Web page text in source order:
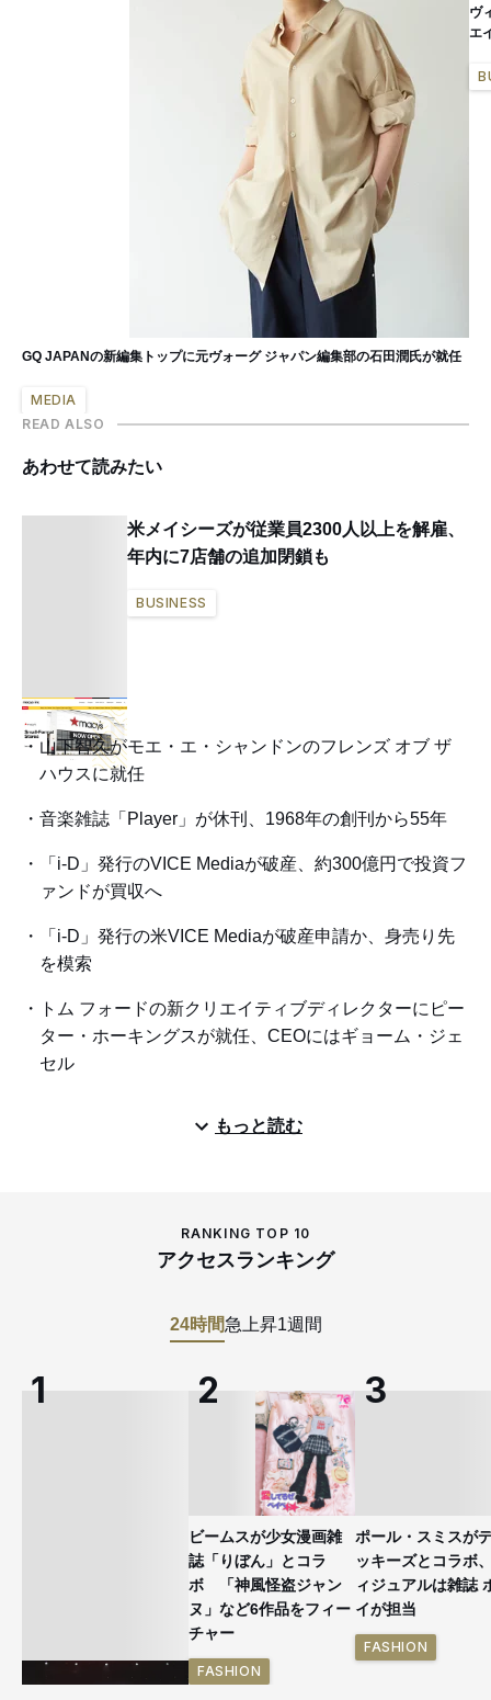
GQ JAPANの新編集トップに元ヴォーグ ジャパン編集部の石田潤氏が就任
MEDIA
ヴ
エ
READ ALSO
あわせて読みたい
米メイシーズが従業員2300人以上を解雇、
年内に7店舗の追加閉鎖も
BUSINESS
山下智久がモエ・エ・シャンドンのフレンズ オブ ザ
ハウスに就任
音楽雑誌「Player」が休刊、1968年の創刊から55年
「i-D」発行のVICE Mediaが破産、約300億円で投資フ
ァンドが買収へ
「i-D」発行の米VICE Mediaが破産申請か、身売り先
を模索
トム フォードの新クリエイティブディレクターにピー
ター・ホーキングスが就任、CEOにはギョーム・ジェ
セル
もっと読む
RANKING TOP 10
アクセスランキング
24時間急上昇1週間
ビームスが少女漫画雑
誌「りぼん」とコラ
ボ 「神風怪盗ジャン
ヌ」など6作品をフィー
チャー
FASHION
ポール・スミスが
ッキーズとコラボ
ィジュアルは雑誌
イが担当
FASHION